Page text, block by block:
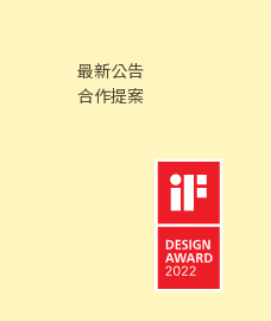
最新公告
合作提案